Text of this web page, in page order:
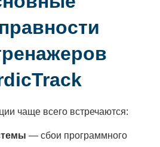
чаще всего встречаются:
— сбои программного